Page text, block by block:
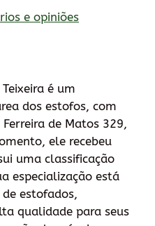
e opiniões
é um
dos estofos, com
de Matos 329,
ele recebeu
uma classificação
especialização está
estofados,
qualidade para seus